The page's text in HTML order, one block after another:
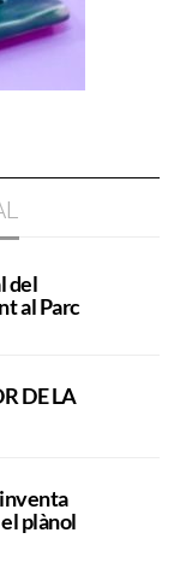
del
al Parc
DE LA
plànol